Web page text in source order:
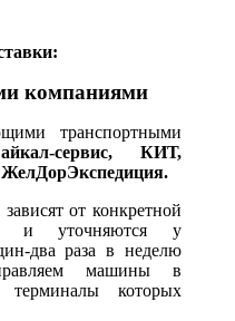
компаниями
транспортными
сервис, КИТ,
от конкретной
и уточняются у
два раза в неделю
машины в
терминалы которых